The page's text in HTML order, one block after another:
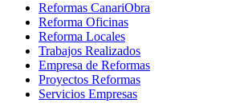
Reformas CanariObra
Reforma Oficinas
Reforma Locales
Trabajos Realizados
Empresa de Reformas
Proyectos Reformas
Servicios Empresas